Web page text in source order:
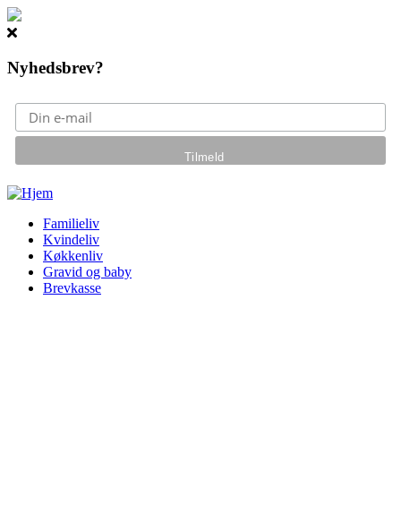
Nyhedsbrev?
Gå til hovedindhold
Familieliv
Kvindeliv
Køkkenliv
Gravid og baby
Brevkasse